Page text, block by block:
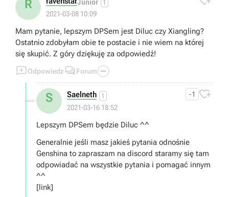
R Junior 1
2021-03-08 10:09
Mam pytanie, lepszym DPSem jest Diluc czy Xiangling?
Ostatnio zdobyłam obie te postacie i nie wiem na której
się skupić. Z góry dziękuję za odpowiedź!
Odpowiedz  Forum 
S Saelneth 1
2021-03-16 18:52
-1 
Lepszym DPSem będzie Diluc ^^
Generalnie jeśli masz jakieś pytania odnośnie
Genshina to zapraszam na discord staramy się tam
odpowiadać na wszystkie pytania i pomagać innym
^^
[link]